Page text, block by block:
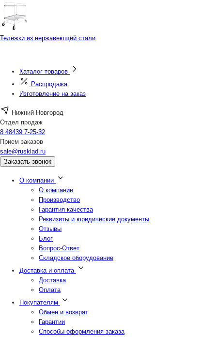
Тележки из нержавеющей стали
Каталог товаров
Распродажа
Изготовление на заказ
Нижний Новгород
Отдел продаж
8 48439 7-25-32
Прием заказов
sale@rusklad.ru
Заказать звонок
О компании
О компании
Производство
Гарантия качества
Реквизиты и юридические документы
Отзывы
Блог
Вопрос-Ответ
Складское оборудование
Доставка и оплата
Доставка
Оплата
Покупателям
Обмен и возврат
Гарантии
Способы оформления заказа